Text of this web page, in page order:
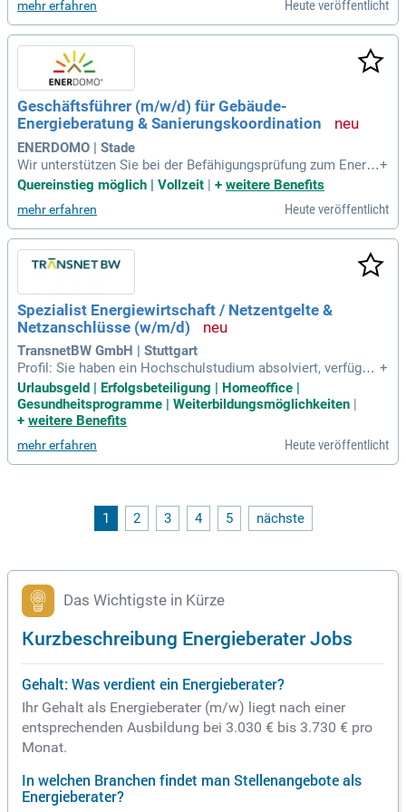
Hilfe die "Qualifikationsprüfung Energieberatung" erfolgreich
ablegen.
mehr erfahren Heute veröffentlicht
Geschäftsführer (m/w/d) für Gebäude-
Energieberatung & Sanierungskoordination
ENERDOMO | Stade
Wir unterstützen Sie bei der Befähigungsprüfung zum Energi
eberater. Quereinsteiger: Selbst wenn Sie kein Handwerksm
eister, Ingenieur oder Architekt sind, können Sie mit unserer
Hilfe die "Qualifikationsprüfung Energieberatung" erfolgreich
ablegen.
+
Quereinstieg möglich | Vollzeit | + weitere Benefits
mehr erfahren Heute veröffentlicht
Spezialist Energiewirtschaft / Netzentgelte &
Netzanschlüsse (w/m/d)
TransnetBW GmbH | Stuttgart
Profil: Sie haben ein Hochschulstudium absolviert, verfügen
über mehrere Jahre Berufserfahrung innerhalb der Energiewi
rtschaft und besitzen idealerweise eine Promotion mit ener
giewirtschaftlichem Bezug.
+
Urlaubsgeld | Erfolgsbeteiligung | Homeoffice |
Gesundheitsprogramme | Weiterbildungsmöglichkeiten |
+ weitere Benefits
mehr erfahren Heute veröffentlicht
1 2 3 4 5 nächste
Das Wichtigste in Kürze
Kurzbeschreibung Energieberater Jobs
Gehalt: Was verdient ein Energieberater?
Ihr Gehalt als Energieberater (m/w) liegt nach einer
entsprechenden Ausbildung bei 3.030 € bis 3.730 € pro
Monat.
In welchen Branchen findet man Stellenangebote als
Energieberater?